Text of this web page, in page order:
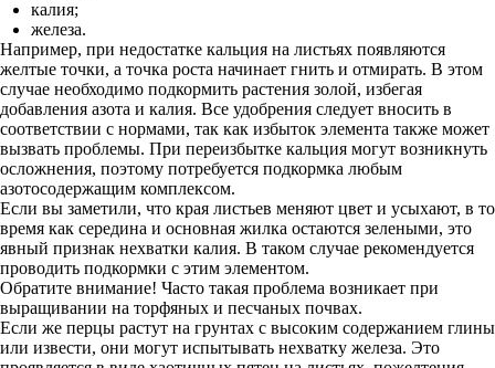
калия;
железа.
Например, при недостатке кальция на листьях появляются
желтые точки, а точка роста начинает гнить и отмирать. В этом
случае необходимо подкормить растения золой, избегая
добавления азота и калия. Все удобрения следует вносить в
соответствии с нормами, так как избыток элемента также может
вызвать проблемы. При переизбытке кальция могут возникнуть
осложнения, поэтому потребуется подкормка любым
азотосодержащим комплексом.
Если вы заметили, что края листьев меняют цвет и усыхают, в то
время как середина и основная жилка остаются зелеными, это
явный признак нехватки калия. В таком случае рекомендуется
проводить подкормки с этим элементом.
Обратите внимание! Часто такая проблема возникает при
выращивании на торфяных и песчаных почвах.
Если же перцы растут на грунтах с высоким содержанием глины
или извести, они могут испытывать нехватку железа. Это